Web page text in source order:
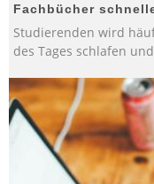
Fachbücher
Studierenden wird
des Tages schlafen